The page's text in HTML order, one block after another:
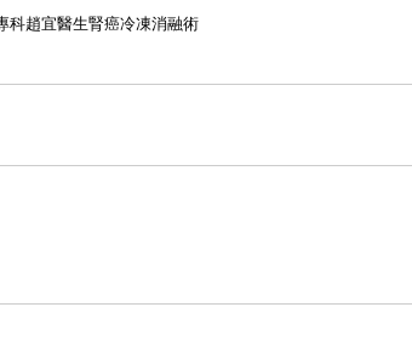
科趙宜醫生腎癌冷凍消融術